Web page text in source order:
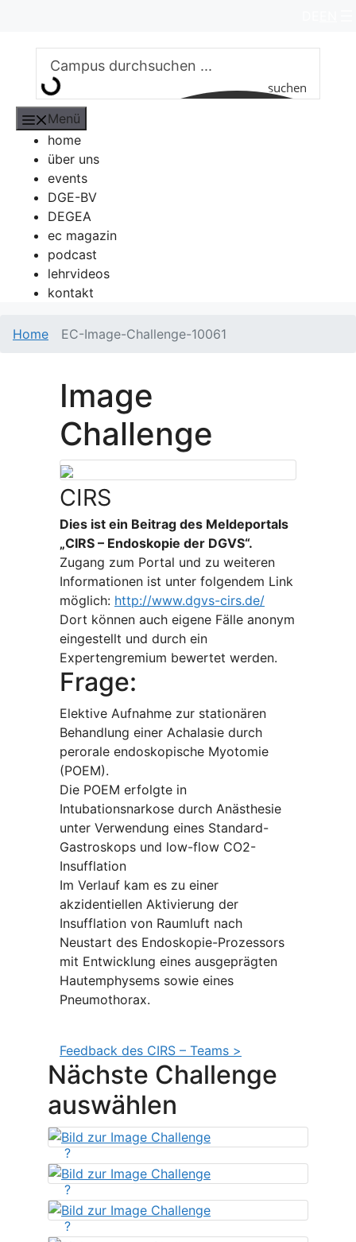
springen
suchen
Menü
home
über uns
events
DGE-BV
DEGEA
ec magazin
podcast
lehrvideos
kontakt
Home EC-Image-Challenge-10061
Image
Challenge
CIRS
Dies ist ein Beitrag des Meldeportals
„CIRS – Endoskopie der DGVS“.
Zugang zum Portal und zu weiteren
Informationen ist unter folgendem Link
möglich: http://www.dgvs-cirs.de/
Dort können auch eigene Fälle anonym
eingestellt und durch ein
Expertengremium bewertet werden.
Frage:
Elektive Aufnahme zur stationären
Behandlung einer Achalasie durch
perorale endoskopische Myotomie
(POEM).
Die POEM erfolgte in
Intubationsnarkose durch Anästhesie
unter Verwendung eines Standard-
Gastroskops und low-flow CO2-
Insufflation
Im Verlauf kam es zu einer
akzidentiellen Aktivierung der
Insufflation von Raumluft nach
Neustart des Endoskopie-Prozessors
mit Entwicklung eines ausgeprägten
Hautemphysems sowie eines
Pneumothorax.
Feedback des CIRS – Teams >
Nächste Challenge
auswählen
?
?
?